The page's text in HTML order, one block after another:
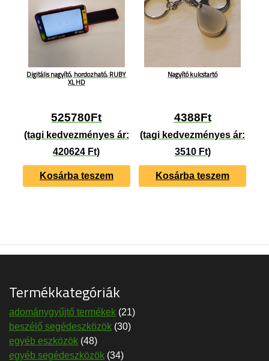
Digitális nagyító, hordozható, RUBY
XL HD
525780Ft
(tagi kedvezményes ár:
420624 Ft)
Kosárba teszem
Nagyító kulcstartó
4388Ft
(tagi kedvezményes ár:
3510 Ft)
Kosárba teszem
Termékkategóriák
adománygyűjtő termékek (21)
beszélő segédeszközök (30)
egyéb eszközök (48)
egyéb segédeszközök (34)